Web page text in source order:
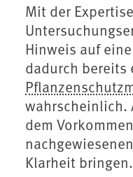
Mit der
Hinweis auf
dadurch bereits
wahrscheinlich.
dem
Klarheit bringen.